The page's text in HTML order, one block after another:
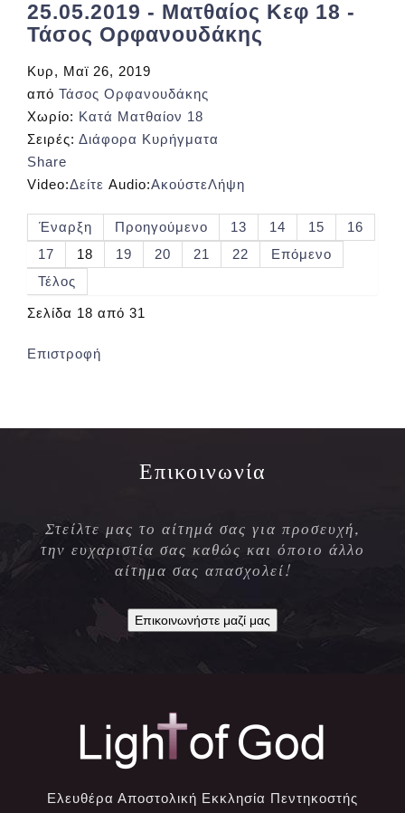
25.05.2019 - Ματθαίος Κεφ 18 -
Τάσος Ορφανουδάκης
Κυρ, Μαϊ 26, 2019
από Τάσος Ορφανουδάκης
Χωρίο: Κατά Ματθαίον 18
Σειρές: Διάφορα Κυρήγματα
Share
Video:Δείτε Audio:ΑκούστεΛήψη
Έναρξη Προηγούμενο 13 14 15
16
17
18 19 20 21 22
Επόμενο
Τέλος
Σελίδα 18 από 31
Επιστροφή
Επικοινωνία
Στείλτε μας το αίτημά σας για προσευχή,
την ευχαριστία σας καθώς και όποιο άλλο
αίτημα σας απασχολεί!
Επικοινωνήστε μαζί μας
Ελευθέρα Αποστολική Εκκλησία Πεντηκοστής